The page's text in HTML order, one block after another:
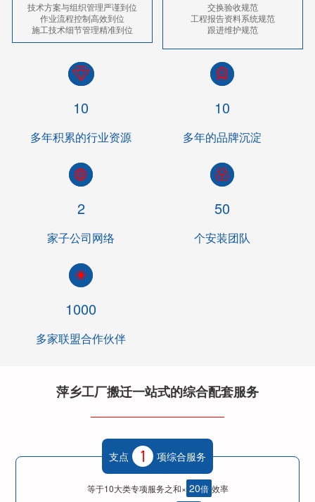
技术方案与组织管理严谨到位
作业流程控制高效到位
施工技术细节管理精准到位
交换验收规范
工程报告资料系统规范
跟进维护规范
10
多年积累的行业资源
10
多年的品牌沉淀
2
家子公司网络
50
个安装团队
1000
多家联盟合作伙伴
萍乡工厂搬迁一站式的综合配套服务
支点 项综合服务
等于10大类专项服务之和× 20倍 效率